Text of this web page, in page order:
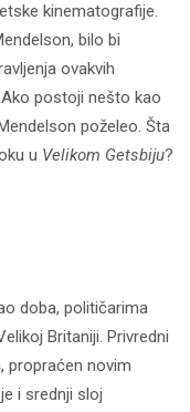
kinematografije.
bilo bi
ovakvih
postoji nešto kao
poželeo. Šta
u Velikom Getsbiju?
doba, političarima
Britaniji. Privredni
propraćen novim
i srednji sloj